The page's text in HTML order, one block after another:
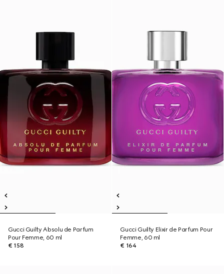
Gucci Guilty Absolu de Parfum
Pour Femme, 60 ml
€ 158
Gucci Guilty Elixir de Parfum Pour
Femme, 60 ml
€ 164